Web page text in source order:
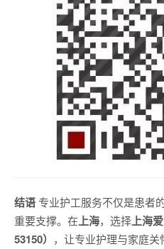
结语专业护工服务不仅是患者
重要支撑。在上海，选择上海
53150） ，让专业护理与家庭